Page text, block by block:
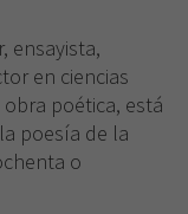
ensayista,
en ciencias
poética, está
poesía de la
o